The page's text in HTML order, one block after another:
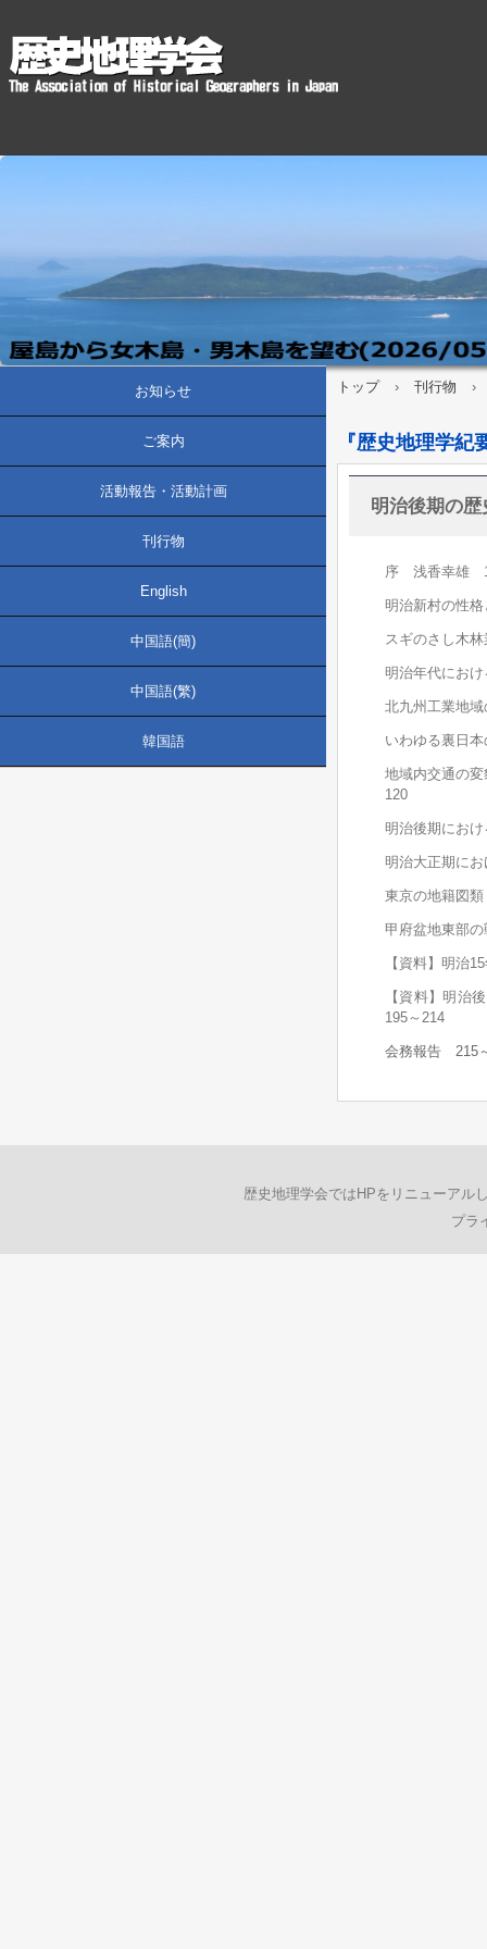
トップ › 刊行物 ›
『歴史地理学紀
明治後期の
序 浅香幸雄
明治新村の性
スギのさし木
明治年代にお
北九州工業地
いわゆる裏日
地域内交通の
120
明治後期にお
明治大正期に
東京の地籍図
甲府盆地東部
【資料】明治
【資料】明治
195～214
会務報告 215
お知らせ
ご案内
活動報告・活動計画
刊行物
English
中国語(簡)
中国語(繁)
韓国語
歴史地理学会ではHPをリニューアル
プラ